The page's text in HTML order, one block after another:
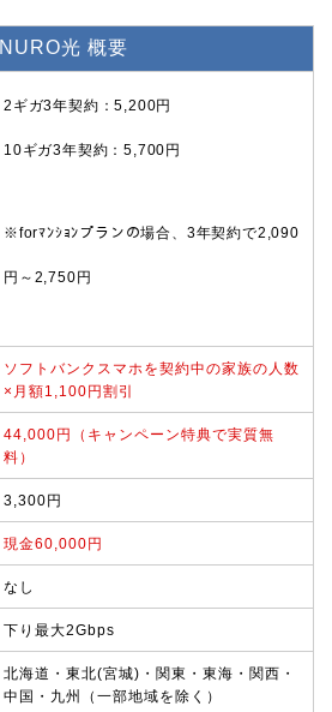
NURO光 概要
2ギガ3年契約：5,200円
10ギガ3年契約：5,700円
※forﾏﾝｼｮﾝプランの場合、3年契約で2,090
円～2,750円
ソフトバンクスマホを契約中の家族の人数
×月額1,100円割引
44,000円（キャンペーン特典で実質無
料）
3,300円
現金60,000円
なし
下り最大2Gbps
北海道・東北(宮城)・関東・東海・関西・
中国・九州（一部地域を除く）